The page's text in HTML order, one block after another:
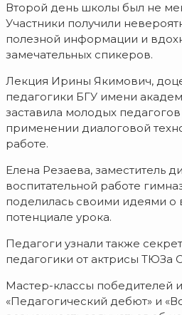
Второй день школы был не
Участники получили
полезной информации и
замечательных спикеров.
Лекция Ирины Якимович,
педагогики БГУ имени
заставила молодых педагогов
применении диалоговой
работе.
Елена Резаева, заместитель
воспитательной работе
поделилась своими идеями о
потенциале урока.
Педагоги узнали также
педагогики от актрисы ТЮЗа
Мастер-классы победителей
«Педагогический дебют» и